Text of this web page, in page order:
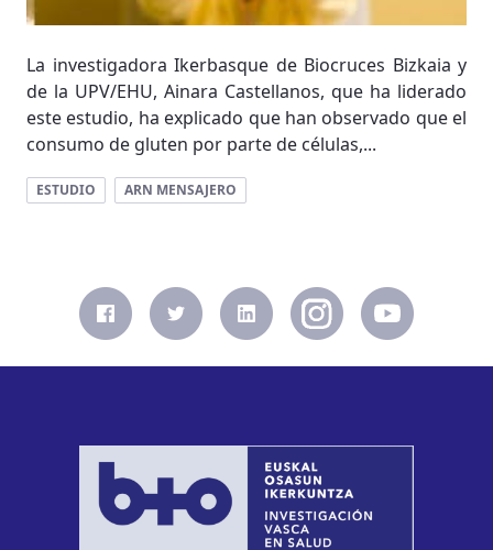
La investigadora Ikerbasque de Biocruces Bizkaia y
de la UPV/EHU, Ainara Castellanos, que ha liderado
este estudio, ha explicado que han observado que el
consumo de gluten por parte de células,...
ESTUDIO ARN MENSAJERO